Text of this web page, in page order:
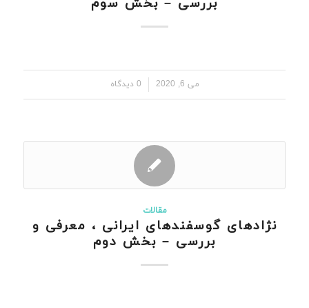
بررسی – بخش سوم
می 6, 2020
/ 0 دیدگاه
مقالات
نژادهای گوسفندهای ایرانی ، معرفی و
بررسی – بخش دوم